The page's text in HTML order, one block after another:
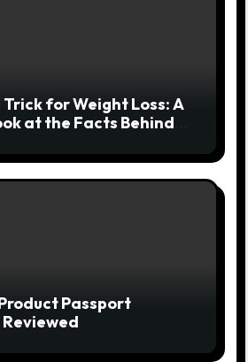
Trick for Weight Loss: A
at the Facts Behind
Passport